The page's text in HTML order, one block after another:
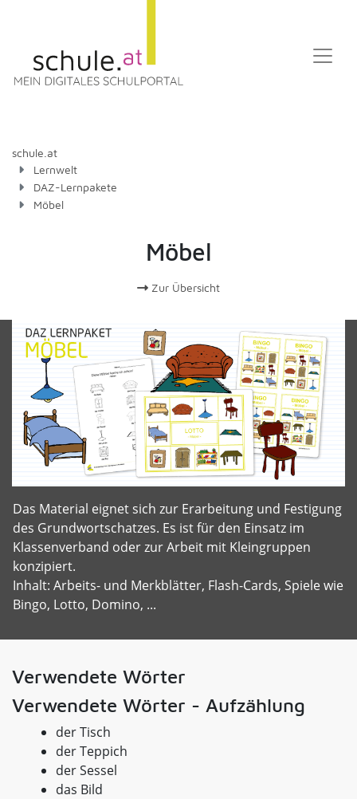
schule.at
Lernwelt
DAZ-Lernpakete
Möbel
Möbel
Zur Übersicht
Das Material eignet sich zur Erarbeitung und Festigung
des Grundwortschatzes. Es ist für den Einsatz im
Klassenverband oder zur Arbeit mit Kleingruppen
konzipiert.
Inhalt: Arbeits- und Merkblätter, Flash-Cards, Spiele wie
Bingo, Lotto, Domino, ...
Verwendete Wörter
Verwendete Wörter - Aufzählung
der Tisch
der Teppich
der Sessel
das Bild